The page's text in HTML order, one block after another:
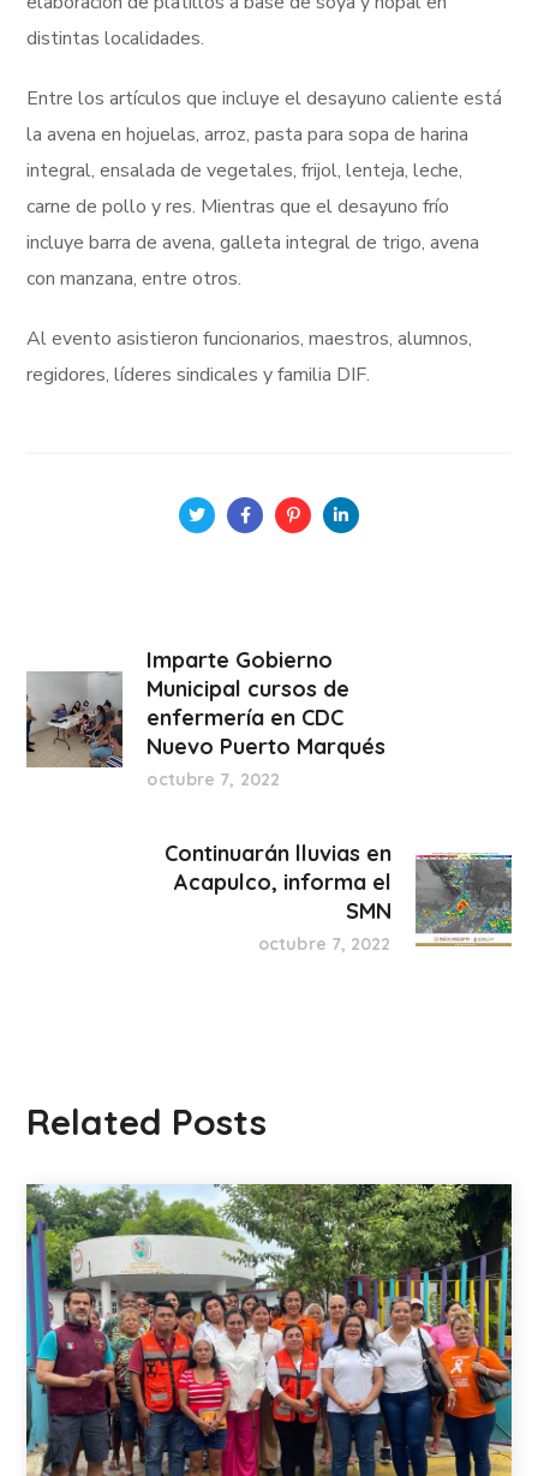
distintas localidades.
Entre los artículos que incluye el desayuno caliente está
la avena en hojuelas, arroz, pasta para sopa de harina
integral, ensalada de vegetales, frijol, lenteja, leche,
carne de pollo y res. Mientras que el desayuno frío
incluye barra de avena, galleta integral de trigo, avena
con manzana, entre otros.
Al evento asistieron funcionarios, maestros, alumnos,
regidores, líderes sindicales y familia DIF.
Imparte Gobierno
Municipal cursos de
enfermería en CDC
Nuevo Puerto Marqués
octubre 7, 2022
Continuarán lluvias en
Acapulco, informa el
SMN
octubre 7, 2022
Related Posts